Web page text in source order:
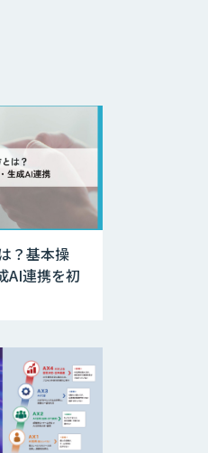
？基本操
AI連携を初